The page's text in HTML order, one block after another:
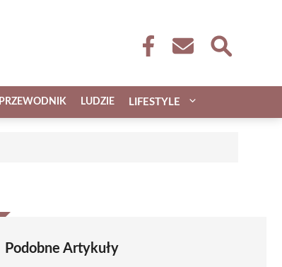
PRZEWODNIK LUDZIE LIFESTYLE
Podobne Artykuły